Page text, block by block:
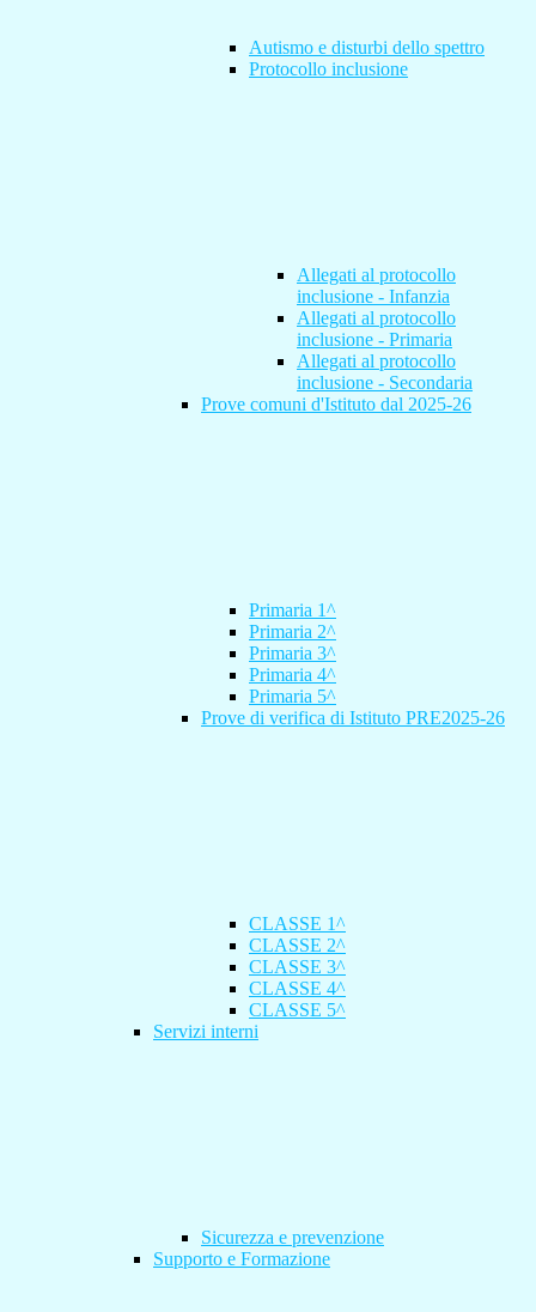
Autismo e disturbi dello spettro
Protocollo inclusione
Allegati al protocollo
inclusione - Infanzia
Allegati al protocollo
inclusione - Primaria
Allegati al protocollo
inclusione - Secondaria
Prove comuni d'Istituto dal 2025-26
Primaria 1^
Primaria 2^
Primaria 3^
Primaria 4^
Primaria 5^
Prove di verifica di Istituto PRE2025-26
CLASSE 1^
CLASSE 2^
CLASSE 3^
CLASSE 4^
CLASSE 5^
Servizi interni
Sicurezza e prevenzione
Supporto e Formazione